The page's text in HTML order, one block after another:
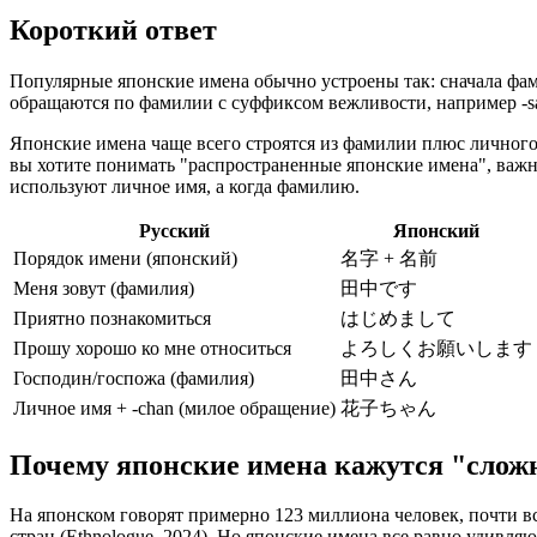
Короткий ответ
Популярные японские имена обычно устроены так: сначала
обращаются по фамилии с суффиксом вежливости, например
Японские имена чаще всего строятся из фамилии плюс
вы хотите понимать "распространенные японские имена",
используют личное имя, а когда фамилию.
Русский
Японский
Порядок имени (японский)
名字 + 名前
Меня зовут (фамилия)
田中です
Приятно познакомиться
はじめまして
Прошу хорошо ко мне относиться
よろしくお願いします
Господин/госпожа (фамилия)
田中さん
Личное имя + -chan (милое обращение) 花子ちゃん
Почему японские имена кажутся
На японском говорят примерно 123 миллиона человек, почти